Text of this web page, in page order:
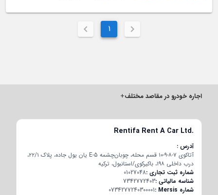
1
اجاره خودرو در مقاصد مختلف+
Rentifa Rent A Car Ltd.
آدرس
آتاکوی ۷-۸-۹-۱۰ قسم محله، چوبان‌چشمه E-5 یان یول جاده، پلاک ۲۲/۱،
درب داخلی ۱۹۸، باکیرکوی/استانبول، ترکیه
شماره ثبت تجاری01027048
شناسه مالیاتی7342772403
شماره Mersis
0734277240300001